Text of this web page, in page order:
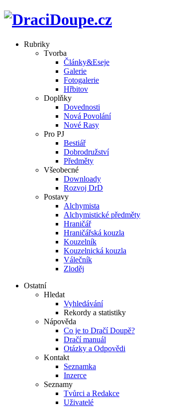
Rubriky
Tvorba
Články&Eseje
Galerie
Fotogalerie
Hřbitov
Doplňky
Dovednosti
Nová Povolání
Nové Rasy
Pro PJ
Bestiář
Dobrodružství
Předměty
Všeobecné
Downloady
Rozvoj DrD
Postavy
Alchymista
Alchymistické předměty
Hraničář
Hraničářská kouzla
Kouzelník
Kouzelnická kouzla
Válečník
Zloděj
Ostatní
Hledat
Vyhledávání
Rekordy a statistiky
Nápověda
Co je to Dračí Doupě?
Dračí manuál
Otázky a Odpovědi
Kontakt
Seznamka
Inzerce
Seznamy
Tvůrci a Redakce
Uživatelé